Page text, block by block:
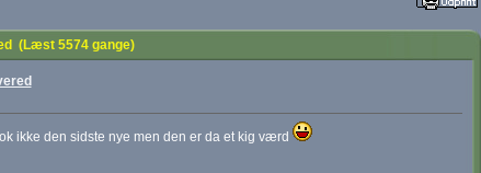
(Læst 5574 gange)
ikke den sidste nye men den er da et kig værd